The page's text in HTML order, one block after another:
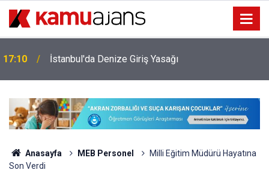
17:10 İstanbul'da Denize Giriş Yasağı
Anasayfa MEB Personel
Milli Eğitim Müdürü Hayatına
Son Verdi